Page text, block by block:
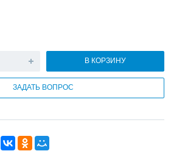
В КОРЗИНУ
ЗАДАТЬ ВОПРОС